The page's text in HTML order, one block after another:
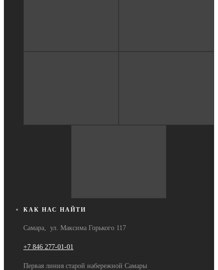
КАК НАС НАЙТИ
Самара, ул. Максима Горького 117
+7 846 277-01-01
Первая линия старой набережной Самары